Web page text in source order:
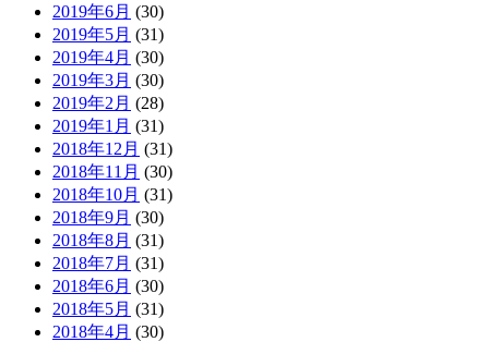
2019年6月 (30)
2019年5月 (31)
2019年4月 (30)
2019年3月 (30)
2019年2月 (28)
2019年1月 (31)
2018年12月 (31)
2018年11月 (30)
2018年10月 (31)
2018年9月 (30)
2018年8月 (31)
2018年7月 (31)
2018年6月 (30)
2018年5月 (31)
2018年4月 (30)